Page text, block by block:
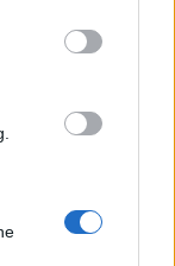
kisarupeama alkaa
vastaan –